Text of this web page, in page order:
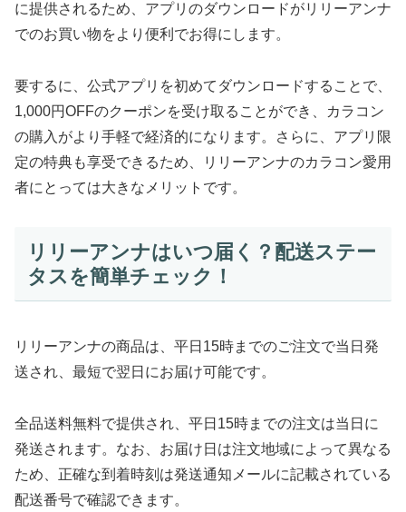
に提供されるため、アプリのダウンロードがリリーアンナ
でのお買い物をより便利でお得にします。
要するに、公式アプリを初めてダウンロードすることで、
1,000円OFFのクーポンを受け取ることができ、カラコン
の購入がより手軽で経済的になります。さらに、アプリ限
定の特典も享受できるため、リリーアンナのカラコン愛用
者にとっては大きなメリットです。
リリーアンナはいつ届く？配送ステー
タスを簡単チェック！
リリーアンナの商品は、平日15時までのご注文で当日発
送され、最短で翌日にお届け可能です。
全品送料無料で提供され、平日15時までの注文は当日に
発送されます。なお、お届け日は注文地域によって異なる
ため、正確な到着時刻は発送通知メールに記載されている
配送番号で確認できます。